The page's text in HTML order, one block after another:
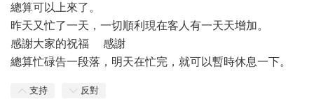
總算可以上來了。
昨天又忙了一天，一切順利現在客人有一天天增加。
感謝大家的祝福 感謝
總算忙碌告一段落，明天在忙完，就可以暫時休息一下。
支持 反對